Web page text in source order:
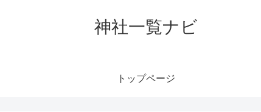
神社一覧ナビ
トップページ